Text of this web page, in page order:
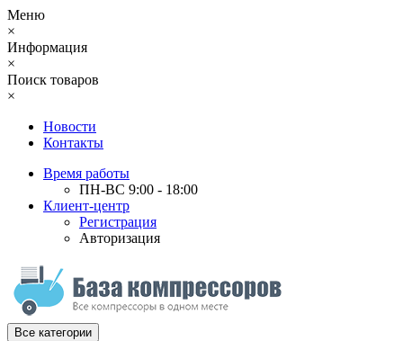
Меню
×
Информация
×
Поиск товаров
×
Новости
Контакты
Время работы
ПН-ВС 9:00 - 18:00
Клиент-центр
Регистрация
Авторизация
Все категории